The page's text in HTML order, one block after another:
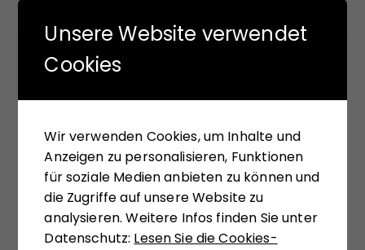
FÜR SIE GELESEN
Abstieg der Linken" versucht Hans-Jürgen Arlt
die hochaktuelle Frage zu beantworten,
weshalb in modernen Ländern faschistische
Krisenlösungen so viel Anziehungskraft haben.
Die Analysen des Buches sollen einer Einladung
sein, bekannte Diskurslinien zu verlassen, sich,
Unsere Website verwendet
Cookies
Wir verwenden Cookies, um Inhalte und
Anzeigen zu personalisieren, Funktionen
für soziale Medien anbieten zu können und
die Zugriffe auf unsere Website zu
analysieren. Weitere Infos finden Sie unter
Datenschutz: Lesen Sie die Cookies-